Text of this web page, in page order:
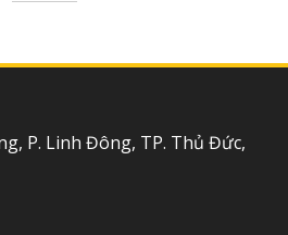
P. Linh Đông, TP. Thủ Đức,